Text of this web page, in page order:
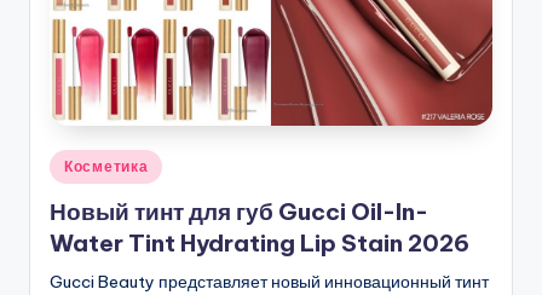
Опубликовано
Косметика
Новый тинт для губ Gucci Oil-In-
Water Tint Hydrating Lip Stain 2026
Gucci Beauty представляет новый инновационный тинт